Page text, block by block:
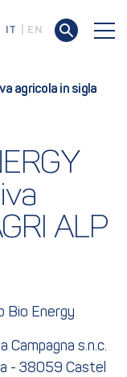
IT EN
agricola in sigla
ALP
Bio Energy
Campagna s.n.c.
- 38059 Castel